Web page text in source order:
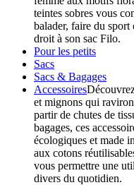
teintes sobres vous
balader, faire du
droit à son sac Filo.
Pour les petits
Sacs
Sacs & Bagages
Accessoires
et mignons qui
partir de chutes de
bagages, ces
écologiques et made
aux cotons
vous permettre une
divers du quotidien.